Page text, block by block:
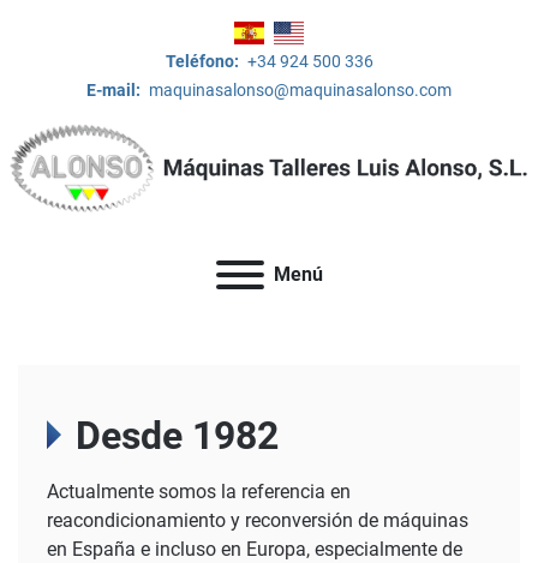
Teléfono: +34 924 500 336
E-mail: maquinasalonso@maquinasalonso.com
Menú
Desde 1982
Actualmente somos la referencia en
reacondicionamiento y reconversión de máquinas
en España e incluso en Europa, especialmente de